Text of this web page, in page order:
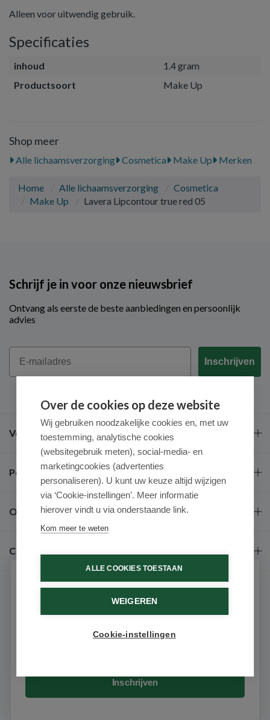
Alleen voor uitwendig gebruik.
Specificaties
inhoud
1.4 gram
Productsoort
Make Up
Shop meer
Alle lichaamsverzorging Cosmetica Make Up Merken
Home Alle lichaamsverzorging
Cosmetica
Make Up
Lavera Lipcontour true red 05
Schrijf je in voor onze nieuwsbrief
Ontvang als eerste de beste aanbiedingen en persoonlijk
advies
Email
Inschrijven
Veel gestelde vragen
Populaire merken
Over ons
Contact
9.6 / 10 (531 beoordelingen)
Over de cookies op deze website
Wij gebruiken noodzakelijke cookies en, met uw
toestemming, analytische cookies
(websitegebruik meten), social-media- en
marketingcookies (advertenties
personaliseren). U kunt uw keuze altijd wijzigen
via ‘Cookie-instellingen’. Meer informatie
hierover vindt u via onderstaande link.
Kom meer te weten
ALLE COOKIES TOESTAAN
WEIGEREN
Cookie-instellingen
Schrijf je in voor onze nieuwsbrief
Ontvang als eerste de beste aanbiedingen en persoonlijk
advies
Inschrijven